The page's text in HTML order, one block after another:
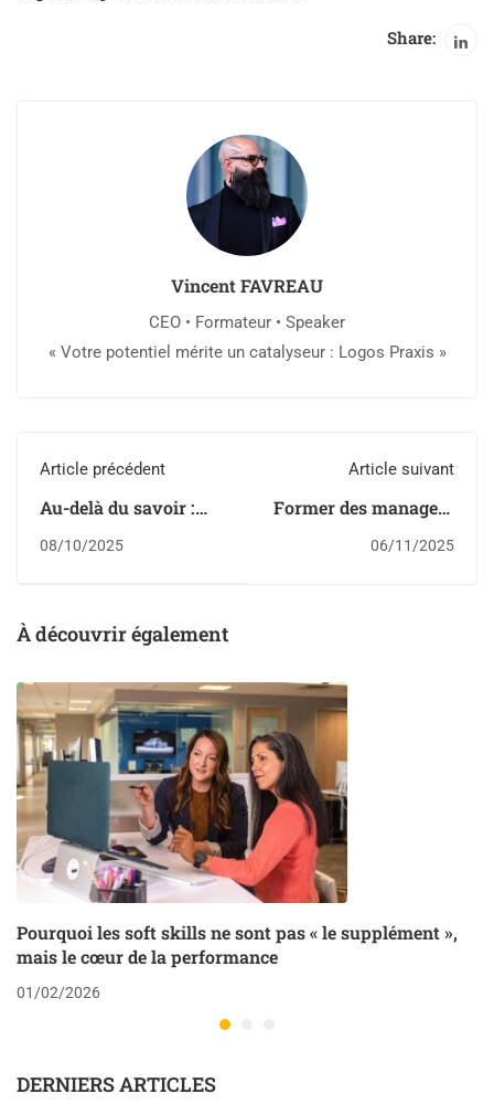
Share:
Vincent FAVREAU
CEO • Formateur • Speaker
« Votre potentiel mérite un catalyseur : Logos Praxis »
Article précédent
Au-delà du savoir :
doit prouver son ROI
08/10/2025
Article suivant
Former des managers
formateurs du
06/11/2025
À découvrir également
Pourquoi les soft skills ne sont pas « le supplément »,
mais le cœur de la performance
01/02/2026
DERNIERS ARTICLES